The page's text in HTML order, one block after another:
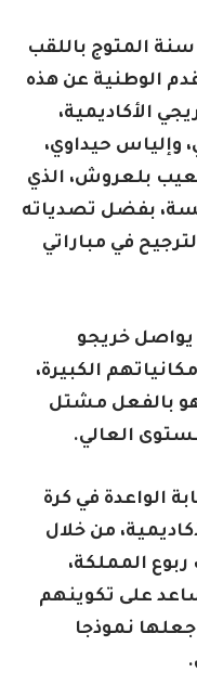
وفي تشكيلة منتخب أقل من 17 سنة المتوج باللقب
الوطنية عن هذه
الأكاديمية،
وإلياس حيداوي،
بلعروش، الذي
بفضل تصدياته
في مباراتي
يواصل خريجو
الكبيرة،
هو بالفعل مشتل
العالي.
الواعدة في كرة
من خلال
المملكة،
على تكوينهم
نموذجا